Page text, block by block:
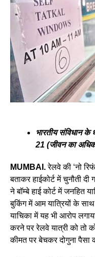
भारतीय संविधान के
21 (जीवन का
MUMBAI.रेलवे की ‘नो
बताकर हाईकोर्ट में चुनौती
ने बॉम्बे हाई कोर्ट में जनहित
बुकिंग में आम यात्रियों के
याचिका में यह भी आरोप
करने पर रेलवे यात्री को तो
कीमत पर बेचकर दोगुना पैसा